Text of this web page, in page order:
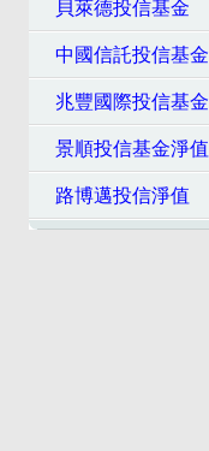
貝萊德投信基金
中國信託投信基金
兆豐國際投信基金
景順投信基金淨值
路博邁投信淨值